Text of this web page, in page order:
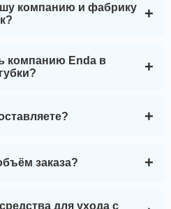
компанию и фабрику
посещения нашего
Для обеспечения
экскурсию, во время
ассортимент средств
компанию Enda в
изделий из губки, компания
гордимся тем, что наша
полный спектр услуг по
заказа?
заказов довольно гибка и
для ухода с